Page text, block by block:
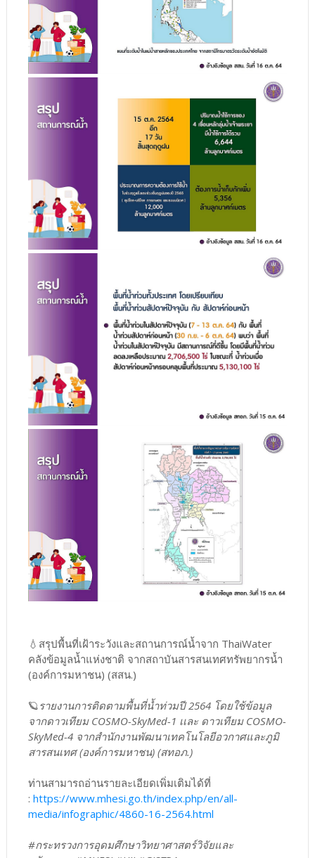
💧สรุปพื้นที่เฝ้าระวังและสถานการณ์น้ำจาก ThaiWater
คลังข้อมูลน้ำแห่งชาติ จากสถาบันสารสนเทศทรัพยากรน้ำ
(องค์การมหาชน) (สสน.)
🪐รายงานการติดตามพื้นที่น้ำท่วมปี 2564 โดยใช้ข้อมูล
จากดาวเทียม COSMO-SkyMed-1 เเละ ดาวเทียม COSMO-
SkyMed-4 จากสำนักงานพัฒนาเทคโนโลยีอวกาศและภูมิ
สารสนเทศ (องค์การมหาชน) (สทอภ.)
ท่านสามารถอ่านรายละเอียดเพิ่มเติมได้ที่
: https://www.mhesi.go.th/index.php/en/all-
media/infographic/4860-16-2564.html
#กระทรวงการอุดมศึกษาวิทยาศาสตร์วิจัยและ